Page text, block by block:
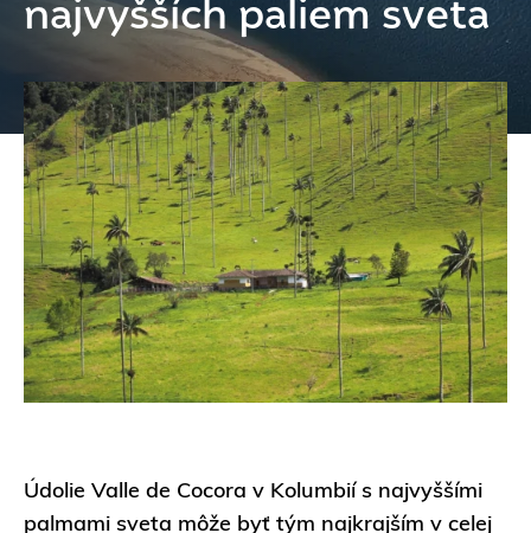
najvyšších paliem sveta
Údolie Valle de Cocora v Kolumbií s najvyššími
palmami sveta môže byť tým najkrajším v celej